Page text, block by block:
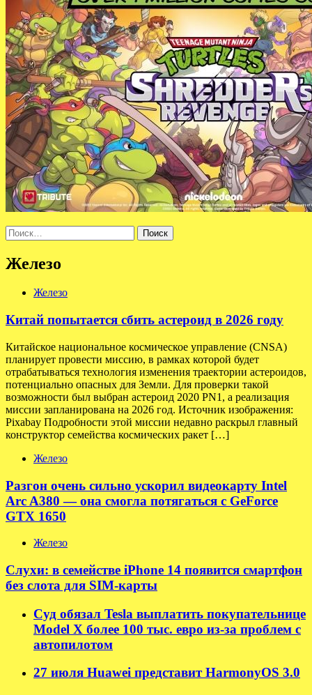
Найти:
Железо
Железо
Китай попытается сбить астероид в 2026 году
Китайское национальное космическое управление (CNSA)
планирует провести миссию, в рамках которой будет
отрабатываться технология изменения траектории астероидов,
потенциально опасных для Земли. Для проверки такой
возможности был выбран астероид 2020 PN1, а реализация
миссии запланирована на 2026 год. Источник изображения:
Pixabay Подробности этой миссии недавно раскрыл главный
конструктор семейства космических ракет […]
Железо
Разгон очень сильно ускорил видеокарту Intel
Arc A380 — она смогла потягаться с GeForce
GTX 1650
Железо
Слухи: в семействе iPhone 14 появится смартфон
без слота для SIM-карты
Суд обязал Tesla выплатить покупательнице
Model X более 100 тыс. евро из-за проблем с
автопилотом
27 июля Huawei представит HarmonyOS 3.0